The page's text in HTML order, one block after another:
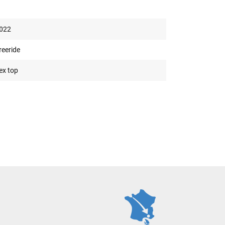
top